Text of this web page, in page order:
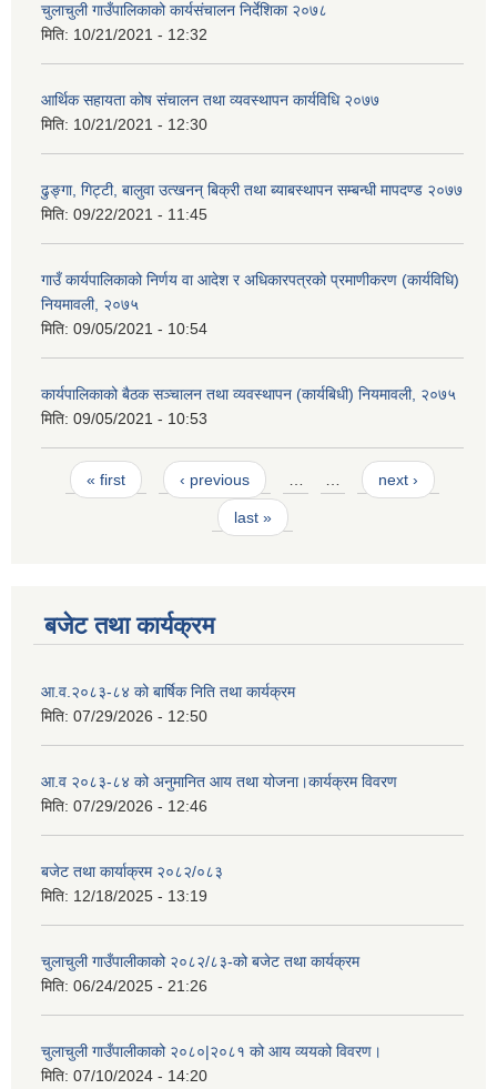
चुलाचुली गाउँपालिकाको कार्यसंचालन निर्देशिका २०७८
मिति: 10/21/2021 - 12:32
आर्थिक सहायता कोष संचालन तथा व्यवस्थापन कार्यविधि २०७७
मिति: 10/21/2021 - 12:30
ढुङ्गा, गिट्टी, बालुवा उत्खनन् बिक्री तथा ब्याबस्थापन सम्बन्धी मापदण्ड २०७७
मिति: 09/22/2021 - 11:45
गाउँ कार्यपालिकाको निर्णय वा आदेश र अधिकारपत्रको प्रमाणीकरण (कार्यविधि)
नियमावली, २०७५
मिति: 09/05/2021 - 10:54
कार्यपालिकाको बैठक सञ्चालन तथा व्यवस्थापन (कार्यबिधी) नियमावली, २०७५
मिति: 09/05/2021 - 10:53
Pages
« first ‹ previous next ›
last »
बजेट तथा कार्यक्रम
आ.व.२०८३-८४ को बार्षिक निति तथा कार्यक्रम
मिति: 07/29/2026 - 12:50
आ.व २०८३-८४ को अनुमानित आय तथा योजना।कार्यक्रम विवरण
मिति: 07/29/2026 - 12:46
बजेट तथा कार्याक्रम २०८२/०८३
मिति: 12/18/2025 - 13:19
चुलाचुली गाउँपालीकाको २०८२/८३-को बजेट तथा कार्यक्रम
मिति: 06/24/2025 - 21:26
चुलाचुली गाउँपालीकाको २०८०|२०८१ को आय व्ययको विवरण।
मिति: 07/10/2024 - 14:20